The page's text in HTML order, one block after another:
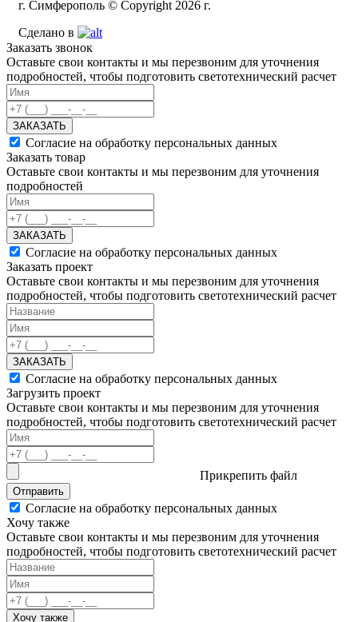
г. Симферополь © Copyright 2026 г.
Сделано в
Заказать звонок
Оставьте свои контакты и мы перезвоним для уточнения
подробностей, чтобы подготовить светотехнический расчет
ЗАКАЗАТЬ
Согласие на обработку персональных данных
Заказать товар
Оставьте свои контакты и мы перезвоним для уточнения
подробностей
ЗАКАЗАТЬ
Согласие на обработку персональных данных
Заказать проект
Оставьте свои контакты и мы перезвоним для уточнения
подробностей, чтобы подготовить светотехнический расчет
ЗАКАЗАТЬ
Согласие на обработку персональных данных
Загрузить проект
Оставьте свои контакты и мы перезвоним для уточнения
подробностей, чтобы подготовить светотехнический расчет
Прикрепить файл
Отправить
Согласие на обработку персональных данных
Хочу также
Оставьте свои контакты и мы перезвоним для уточнения
подробностей, чтобы подготовить светотехнический расчет
Хочу также